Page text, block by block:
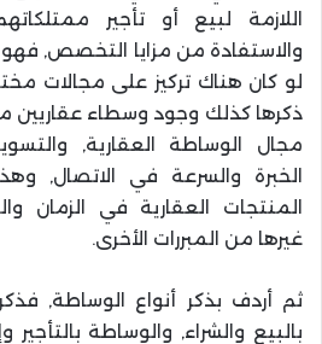
اللازمة لبيع أو تأجير
والاستفادة من مزايا التخصص, فهو
لو كان هناك تركيز على مجالات
ذكرها كذلك وجود وسطاء
مجال الوساطة العقارية,
الخبرة والسرعة في الاتصال,
المنتجات العقارية في الزمان
غيرها من المبررات الأخرى.
ثم أردف بذكر أنواع الوساطة,
بالبيع والشراء, والوساطة بالتأجير